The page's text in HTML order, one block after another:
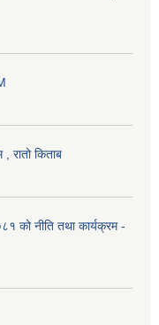
रातो किताब
को नीति तथा कार्यक्रम -